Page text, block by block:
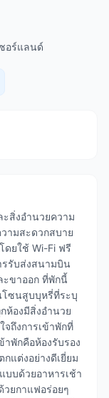
อร์แลนด์
ะสิ่งอำนวยความ
ามสะดวกสบาย
ดยใช้ Wi-Fi ฟรี
รับส่งสนามบิน
ะขาออก ที่พักนี้
โซนสูบบุหรี่ที่ระบุ
ห้องมีสิ่งอำนวย
ถึงการเข้าพักที่
าพักคือห้องรับรอง
แต่งอย่างดีเยี่ยม
บบด้วยอาหารเช้า
ยกาแฟอร่อยๆ